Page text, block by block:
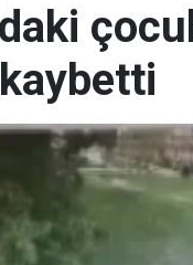
kaybetti